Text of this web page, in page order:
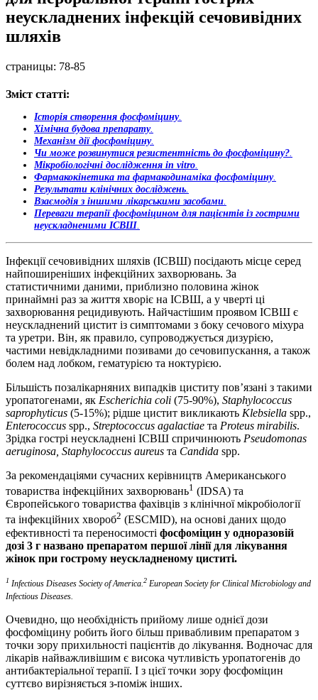
неускладнених інфекцій сечовивідних
шляхів
страницы: 78-85
Зміст статті:
Історія створення фосфоміцину.
Хімічна будова препарату.
Механізм дії фосфоміцину.
Чи може розвинутися резистентність до фосфоміцину?.
Мікробіологічні дослідження in vitro.
Фармакокінетика та фармакодинаміка фосфоміцину.
Результати клінічних досліджень.
Взаємодія з іншими лікарськими засобами.
Переваги терапії фосфоміцином для пацієнтів із гострими
неускладненими ІСВШ.
Інфекції сечовивідних шляхів (ІСВШ) посідають місце серед
найпоширеніших інфекційних захворювань. За
статистичними даними, приблизно половина жінок
принаймні раз за життя хворіє на ІСВШ, а у чверті ці
захворювання рецидивують. Найчастішим проявом ІСВШ є
неускладнений цистит із симптомами з боку сечового міхура
та уретри. Він, як правило, супроводжується дизурією,
частими невідкладними позивами до сечовипускання, а також
болем над лобком, гематурією та ноктурією.
Більшість позалікарняних випадків циститу пов’язані з такими
уропатогенами, як Escherichia coli (75-90%), Staphylococcus
saprophyticus (5-15%); рідше цистит викликають Klebsiella spp.,
Enterococcus spp., Streptococcus agalactiae та Proteus mirabilis.
Зрідка гострі неускладнені ІСВШ спричинюють Pseudomonas
aeruginosa, Staphylococcus aureus та Candida spp.
За рекомендаціями сучасних керівництв Американського
товариства інфекційних захворювань1 (IDSA) та
Європейського товариства фахівців з клінічної мікробіології
та інфекційних хвороб2 (ESCMID), на основі даних щодо
ефективності та переносимості фосфоміцин у одноразовій
дозі 3 г названо препаратом першої лінії для лікування
жінок при гострому неускладненому циститі.
1 Infectious Diseases Society of America. 2 European Society for Clinical Microbiology and
Infectious Diseases.
Очевидно, що необхідність прийому лише однієї дози
фосфоміцину робить його більш привабливим препаратом з
точки зору прихильності пацієнтів до лікування. Водночас для
лікарів найважливішим є висока чутливість уропатогенів до
антибактеріальної терапії. І з цієї точки зору фосфоміцин
суттєво вирізняється з-поміж інших.